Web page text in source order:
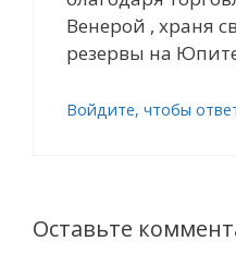
Венерой , храня
резервы на
Войдите, чтобы
Оставьте